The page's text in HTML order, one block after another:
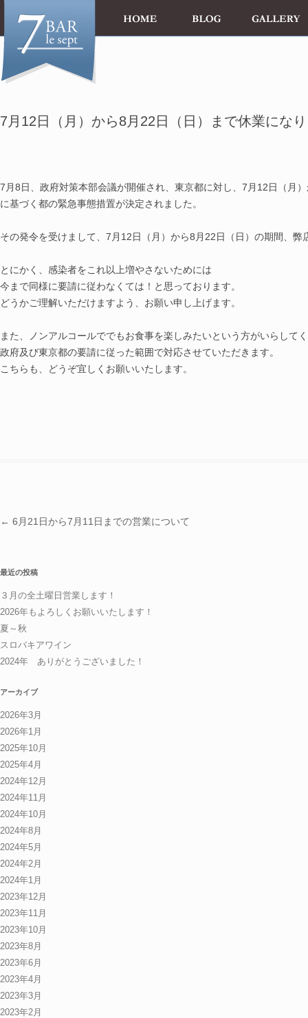
7月12日（月）から8月22日（日）まで休業にな
7月8日、政府対策本部会議が開催され、東京都に対し、7月12日（月）
に基づく都の緊急事態措置が決定されました。
その発令を受けまして、7月12日（月）から8月22日（日）の期間、
とにかく、感染者をこれ以上増やさないためには
今まで同様に要請に従わなくては！と思っております。
どうかご理解いただけますよう、お願い申し上げます。
また、ノンアルコールででもお食事を楽しみたいという方がいらして
政府及び東京都の要請に従った範囲で対応させていただきます。
こちらも、どうぞ宜しくお願いいたします。
投稿ナビゲーション
← 6月21日から7月11日までの営業について
最近の投稿
３月の全土曜日営業します！
2026年もよろしくお願いいたします！
夏～秋
スロバキアワイン
2024年 ありがとうございました！
アーカイブ
2026年3月
2026年1月
2025年10月
2025年4月
2024年12月
2024年11月
2024年10月
2024年8月
2024年5月
2024年2月
2024年1月
2023年12月
2023年11月
2023年10月
2023年8月
2023年6月
2023年4月
2023年3月
2023年2月